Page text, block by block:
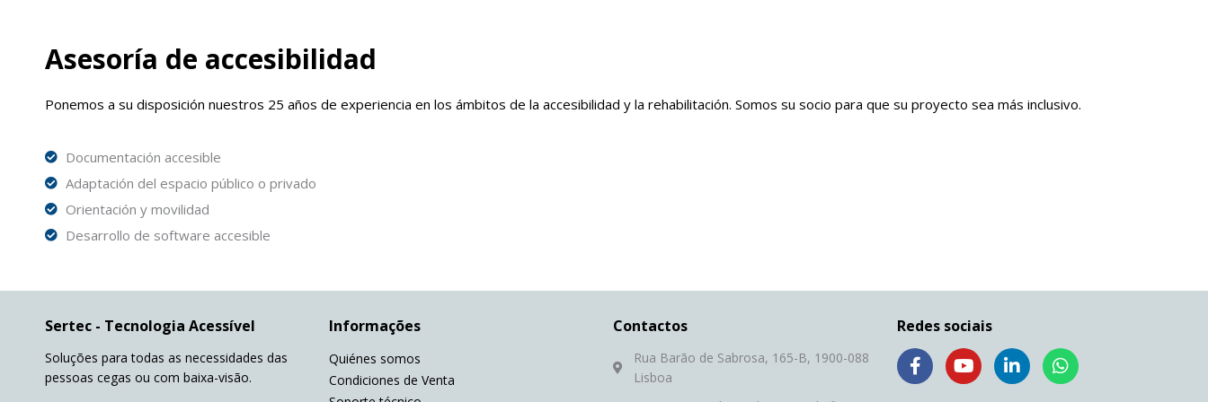
Asesoría de accesibilidad
Ponemos a su disposición nuestros 25 años de experiencia en los ámbitos de la accesibilidad y la rehabilitación. Somos su socio para que su proyecto sea más inclusivo.
Documentación accesible
Adaptación del espacio público o privado
Orientación y movilidad
Desarrollo de software accesible
Sertec - Tecnologia Acessível
Soluções para todas as necessidades das
pessoas cegas ou com baixa-visão.
Informações
Quiénes somos
Condiciones de Venta
Contactos
Rua Barão de Sabrosa, 165-B, 1900-088
Lisboa
Redes sociais
F
a
c
Y
o
u
L
i
n
W
h
a